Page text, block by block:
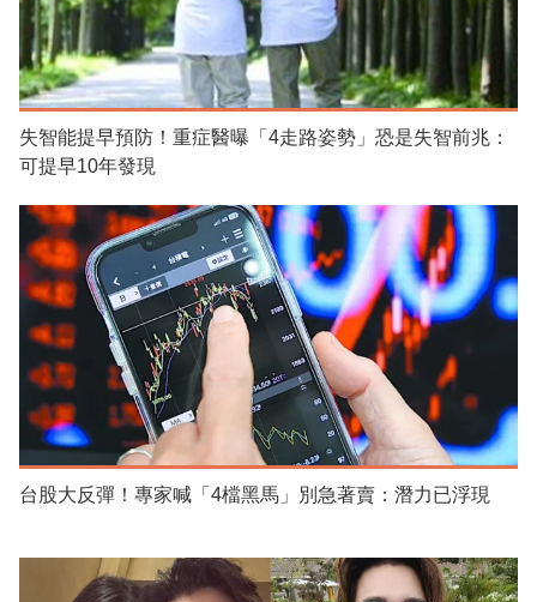
失智能提早預防！重症醫曝「4走路姿勢」恐是失智前兆：
可提早10年發現
台股大反彈！專家喊「4檔黑馬」別急著賣：潛力已浮現